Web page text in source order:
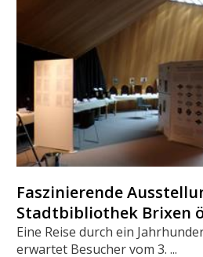
Faszinierende
Stadtbibliothek Brixen
Eine Reise durch ein
erwartet Besucher vom 3. ...